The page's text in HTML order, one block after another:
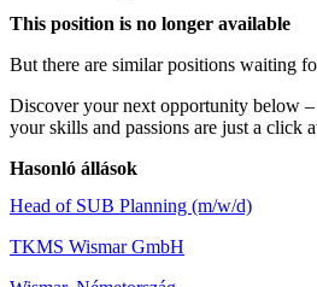
This position is no longer available
But there are similar positions waiting
Discover your next opportunity below
your skills and passions are just a click
Hasonló állások
Head of SUB Planning (m/w/d)
TKMS Wismar GmbH